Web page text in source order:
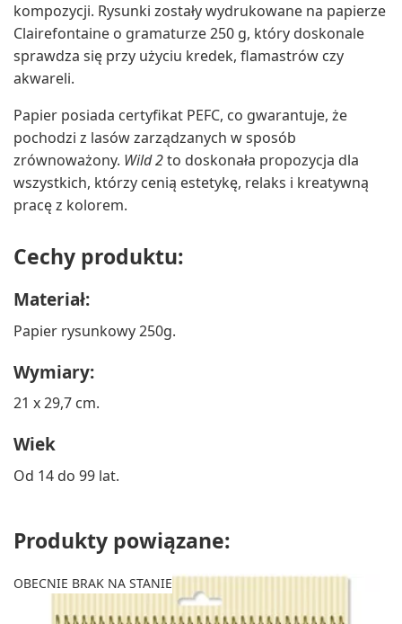
kompozycji. Rysunki zostały wydrukowane na papierze
Clairefontaine o gramaturze 250 g, który doskonale
sprawdza się przy użyciu kredek, flamastrów czy
akwareli.
Papier posiada certyfikat PEFC, co gwarantuje, że
pochodzi z lasów zarządzanych w sposób
zrównoważony. Wild 2to doskonała propozycja dla
wszystkich, którzy cenią estetykę, relaks i kreatywną
pracę z kolorem.
Cechy produktu:
Materiał:
Papier rysunkowy 250g.
Wymiary:
21 x 29,7 cm.
Wiek
Od 14 do 99 lat.
Produkty powiązane:
OBECNIE BRAK NA STANIE